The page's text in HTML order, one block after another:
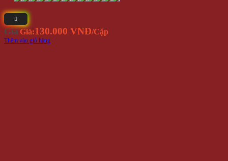
Giá Giá:130.000 VNĐ/Cặp
Thêm vào giỏ hàng